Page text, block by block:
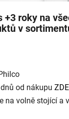
+3 roky na
v
od nákupu ZDE
na volně stojící a